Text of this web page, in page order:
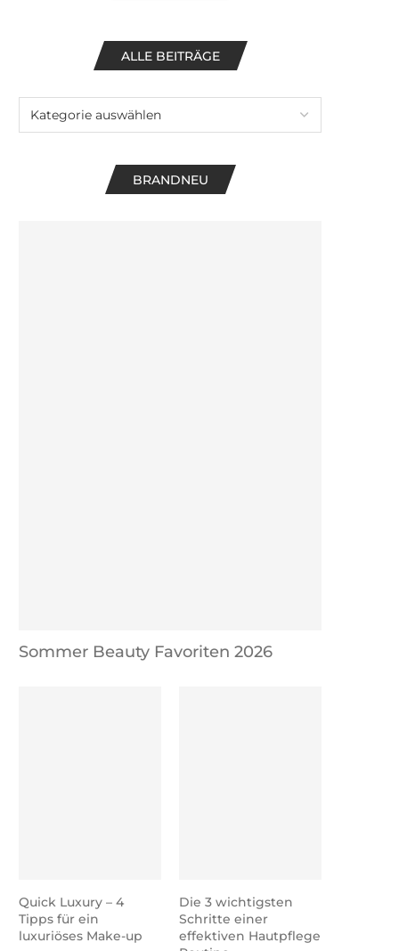
ALLE BEITRÄGE
BRANDNEU
Sommer Beauty Favoriten 2026
Quick Luxury – 4
Tipps für ein
luxuriöses Make-up
Die 3 wichtigsten
Schritte einer
effektiven Hautpflege